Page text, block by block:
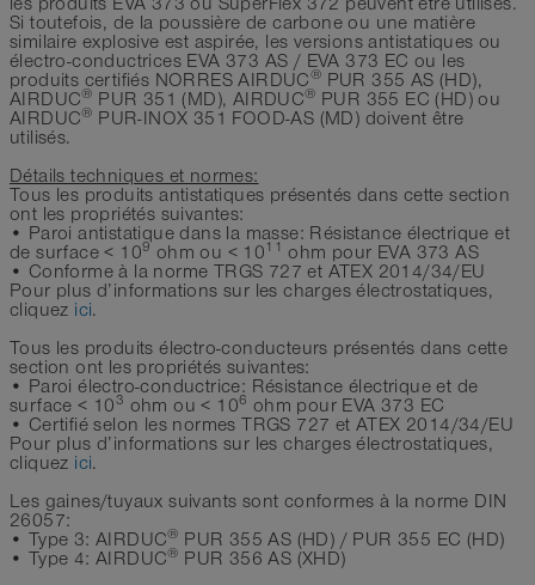
Si toutefois, de la poussière de carbone ou une matière
similaire explosive est aspirée, les versions antistatiques ou
électro-conductrices EVA 373 AS / EVA 373 EC ou les
produits certifiés NORRES AIRDUC® PUR 355 AS (HD),
AIRDUC® PUR 351 (MD), AIRDUC® PUR 355 EC (HD) ou
AIRDUC® PUR-INOX 351 FOOD-AS (MD) doivent être
utilisés.
Détails techniques et normes:
Tous les produits antistatiques présentés dans cette section
ont les propriétés suivantes:
• Paroi antistatique dans la masse: Résistance électrique et
de surface < 109 ohm ou < 10 11 ohm pour EVA 373 AS
• Conforme à la norme TRGS 727 et ATEX 2014/34/EU
Pour plus d’informations sur les charges électrostatiques,
cliquez ici.
Tous les produits électro-conducteurs présentés dans cette
section ont les propriétés suivantes:
• Paroi électro-conductrice: Résistance électrique et de
surface < 103 ohm ou < 106 ohm pour EVA 373 EC
• Certifié selon les normes TRGS 727 et ATEX 2014/34/EU
Pour plus d’informations sur les charges électrostatiques,
cliquez ici.
Les gaines/tuyaux suivants sont conformes à la norme DIN
26057:
• Type 3: AIRDUC® PUR 355 AS (HD) / PUR 355 EC (HD)
• Type 4: AIRDUC® PUR 356 AS (XHD)